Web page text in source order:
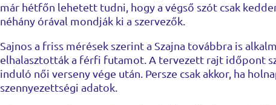
már hétfőn lehetett tudni, hogy a végső szót csak
néhány órával mondják ki a szervezők.
Sajnos a friss mérések szerint a Szajna továbbra is
elhalasztották a férfi futamot. A tervezett rajt időpont
induló női verseny vége után. Persze csak akkor, ha
szennyezettségi adatok.